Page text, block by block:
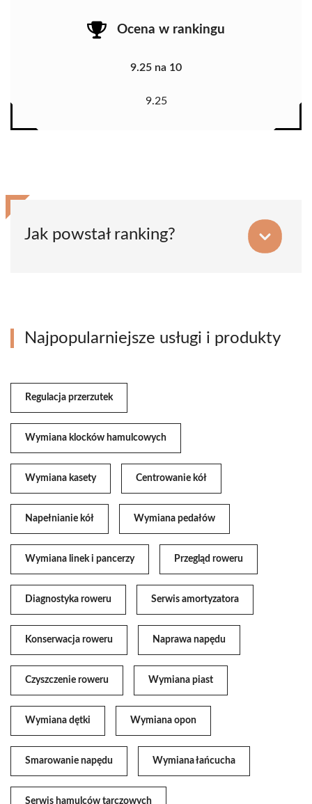
Ocena w rankingu
9.25 na 10
9.25
Jak powstał ranking?
Najpopularniejsze usługi i produkty
Regulacja przerzutek
Wymiana klocków hamulcowych
Wymiana kasety Centrowanie kół
Napełnianie kół Wymiana pedałów
Wymiana linek i pancerzy Przegląd roweru
Diagnostyka roweru Serwis amortyzatora
Konserwacja roweru Naprawa napędu
Czyszczenie roweru Wymiana piast
Wymiana dętki Wymiana opon
Smarowanie napędu Wymiana łańcucha
Serwis hamulców tarczowych